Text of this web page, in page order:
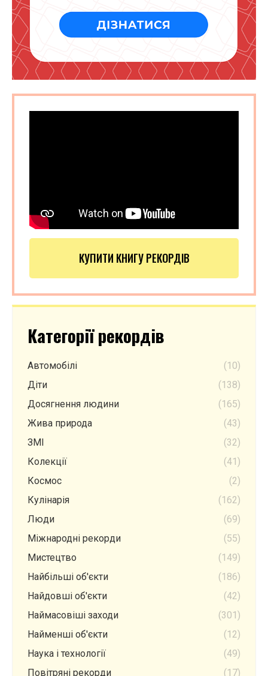
КУПИТИ КНИГУ РЕКОРДІВ
Категорії рекордів
Автомобілі
(10)
Діти
(138)
Досягнення людини
(165)
Жива природа
(43)
ЗМІ
(32)
Колекції
(41)
Космос
(2)
Кулінарія
(162)
Люди
(69)
Міжнародні рекорди
(55)
Мистецтво
(149)
Найбільші об'єкти
(186)
Найдовші об'єкти
(42)
Наймасовіші заходи
(301)
Найменші об'єкти
(12)
Наука і технології
(49)
Повітряні рекорди
(17)